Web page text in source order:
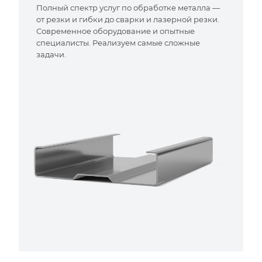
Полный спектр услуг по обработке металла —
от резки и гибки до сварки и лазерной резки.
Современное оборудование и опытные
специалисты. Реализуем самые сложные
задачи.